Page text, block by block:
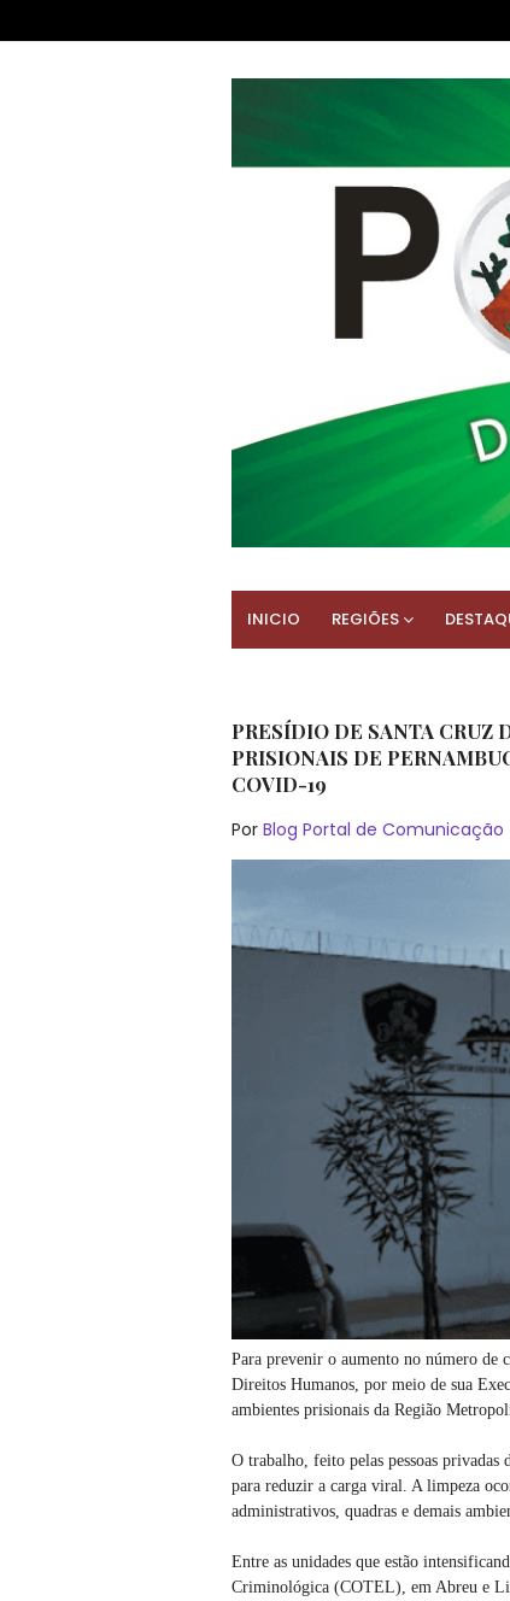
INICIO REGIÕES
PRESÍDIO DE SANTA CRUZ
PRISIONAIS DE
COVID-19
Por Blog Portal de Comunicação
Para prevenir o aumento no número de
Direitos Humanos, por meio de sua
ambientes prisionais da Região
O trabalho, feito pelas pessoas privadas
para reduzir a carga viral. A limpeza
administrativos, quadras e demais
Entre as unidades que estão
Criminológica (COTEL), em Abreu e